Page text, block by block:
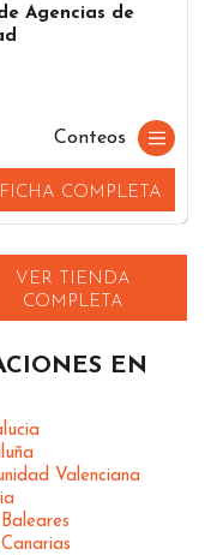
Agencias de
Conteos
COMPLETA
VER TIENDA
COMPLETA
EN
Valenciana